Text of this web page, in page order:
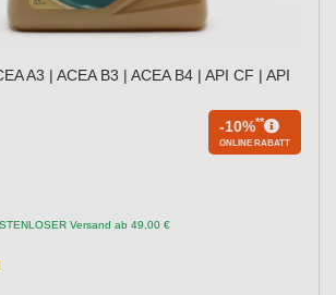
A3 | ACEA B3 | ACEA B4 | API CF | API
-10%**
ONLINE RABATT
Versand ab 49,00 €